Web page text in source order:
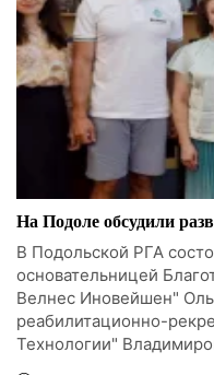
На Подоле обсудили
В Подольской РГА
основательницей
Велнес Иновейшен"
реабилитационно-
Технологии"